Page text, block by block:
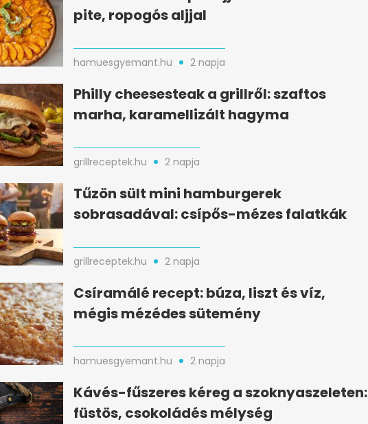
pite, ropogós aljjal
hamuesgyemant.hu 2 napja
Philly cheesesteak a grillről: szaftos
marha, karamellizált hagyma
grillreceptek.hu 2 napja
Tűzön sült mini hamburgerek
sobrasadával: csípős-mézes falatkák
grillreceptek.hu 2 napja
Csíramálé recept: búza, liszt és víz,
mégis mézédes sütemény
hamuesgyemant.hu 2 napja
Kávés-fűszeres kéreg a szoknyaszeleten:
füstös, csokoládés mélység